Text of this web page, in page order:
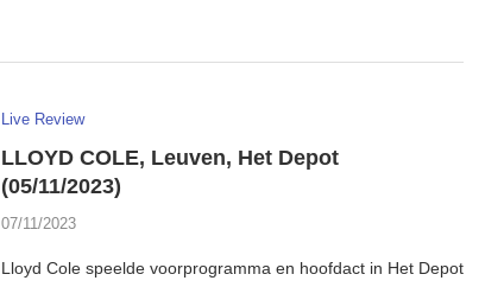
Live Review
LLOYD COLE, Leuven, Het Depot
(05/11/2023)
07/11/2023
Lloyd Cole speelde voorprogramma en hoofdact in Het Depot